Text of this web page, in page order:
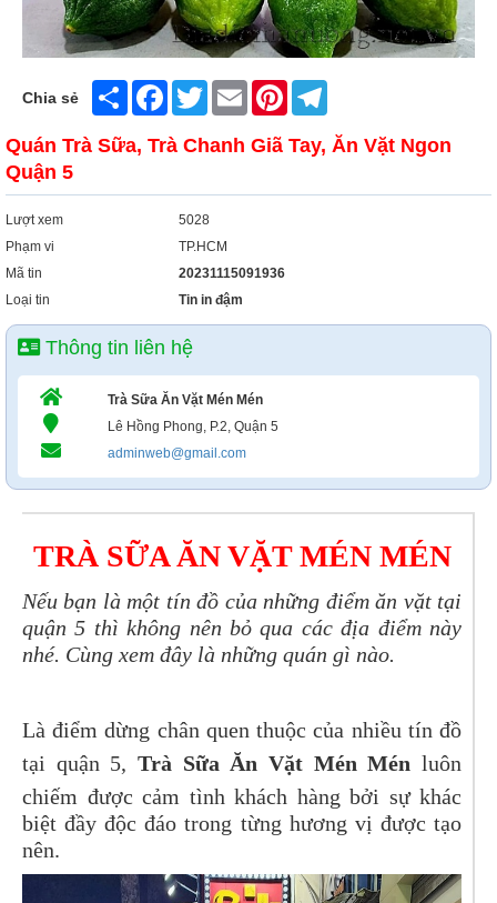
Chia sẻ Share FacebookTwitter Email Pinterest
Quán Trà Sữa, Trà Chanh Giã Tay, Ăn Vặt Ngon
Quận 5
Lượt xem
5028
Phạm vi
TP.HCM
Mã tin
20231115091936
Loại tin
Tin in đậm
Thông tin liên hệ
Trà Sữa Ăn Vặt Mén Mén
Lê Hồng Phong, P.2, Quận 5
adminweb@gmail.com
TRÀ SỮA ĂN VẶT MÉN MÉN
Nếu bạn là một tín đồ của những điểm ăn vặt tại
quận 5 thì không nên bỏ qua các địa điểm này
nhé. Cùng xem đây là những quán gì nào.
Là điểm dừng chân quen thuộc của nhiều tín đồ
tại quận 5, Trà Sữa Ăn Vặt Mén Mén luôn
chiếm được cảm tình khách hàng bởi sự khác
biệt đầy độc đáo trong từng hương vị được tạo
nên.